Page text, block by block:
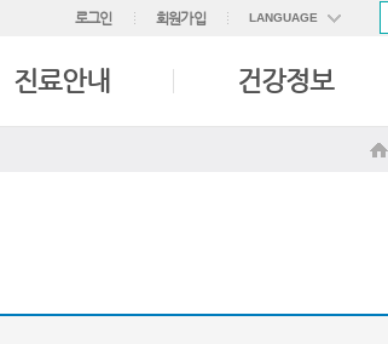
로그인 회원가입 LANGUAGE
中國語
진료안내 건강정보